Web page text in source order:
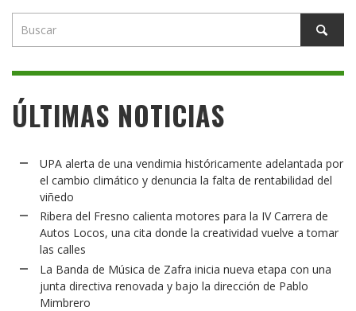
ÚLTIMAS NOTICIAS
UPA alerta de una vendimia históricamente adelantada por
el cambio climático y denuncia la falta de rentabilidad del
viñedo
Ribera del Fresno calienta motores para la IV Carrera de
Autos Locos, una cita donde la creatividad vuelve a tomar
las calles
La Banda de Música de Zafra inicia nueva etapa con una
junta directiva renovada y bajo la dirección de Pablo
Mimbrero